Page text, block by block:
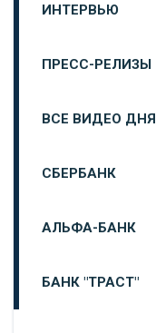
ИНТЕРВЬЮ
ПРЕСС-РЕЛИЗЫ
ВСЕ ВИДЕО ДНЯ
СБЕРБАНК
АЛЬФА-БАНК
БАНК "ТРАСТ"